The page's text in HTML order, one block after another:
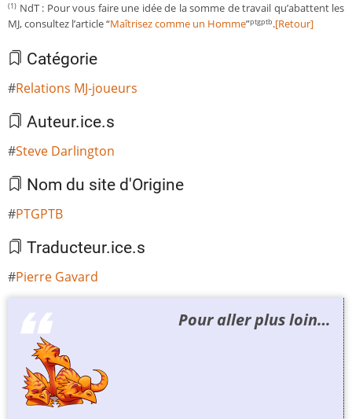
(1) NdT : Pour vous faire une idée de la somme de travail qu’abattent les
MJ, consultez l’article “Maîtrisez comme un Homme”ptgptb.[Retour]
Catégorie
Relations MJ-joueurs
Auteur.ice.s
Steve Darlington
Nom du site d'Origine
PTGPTB
Traducteur.ice.s
Pierre Gavard
Pour aller plus loin…